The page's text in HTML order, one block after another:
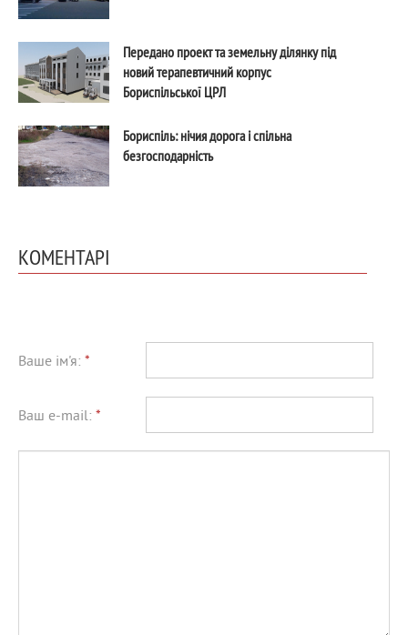
Передано проект та земельну ділянку під
новий терапевтичний корпус
Бориспільської ЦРЛ
Бориспіль: нічия дорога і спільна
безгосподарність
КОМЕНТАРІ
Ваше ім'я: *
Ваш e-mail: *